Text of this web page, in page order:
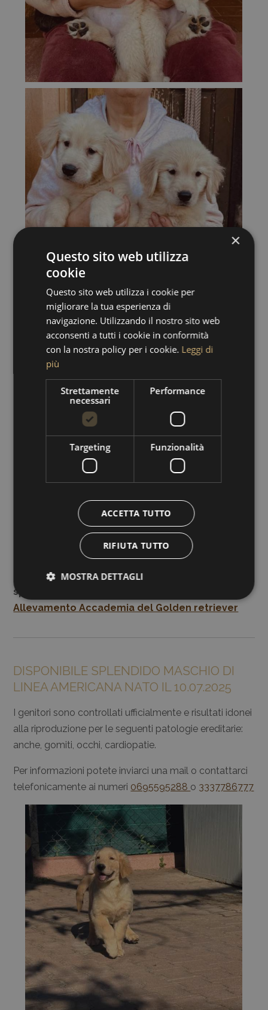
Potete continuare a seguire la crescita di questi
splendidi cuccioli sulla nostra pagina
Allevamento Accademia del Golden retriever
DISPONIBILE SPLENDIDO MASCHIO DI
LINEA AMERICANA NATO IL 10.07.2025
I genitori sono controllati ufficialmente e risultati idonei
alla riproduzione per le seguenti patologie ereditarie:
anche, gomiti, occhi, cardiopatie.
Per informazioni potete inviarci una mail o contattarci
telefonicamente ai numeri 0695595288 o 3337786777
×
Questo sito web utilizza
cookie
Questo sito web utilizza i cookie per
migliorare la tua esperienza di
navigazione. Utilizzando il nostro sito web
acconsenti a tutti i cookie in conformità
con la nostra policy per i cookie. Leggi di
più
Strettamente
necessari
Performance
Targeting Funzionalità
ACCETTA TUTTO
RIFIUTA TUTTO
MOSTRA DETTAGLI